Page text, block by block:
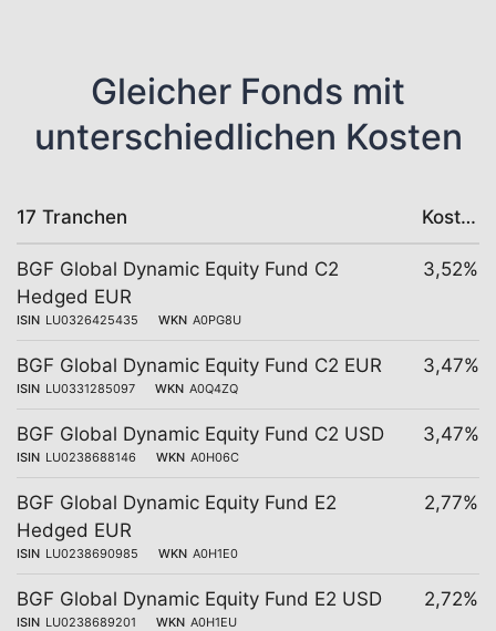
Gleicher Fonds mit
unterschiedlichen Kosten
17 Tranchen Kosten
BGF Global Dynamic Equity Fund C2
Hedged EUR
ISIN LU0326425435 WKN A0PG8U
3,52%
BGF Global Dynamic Equity Fund C2 EUR
ISIN LU0331285097 WKN A0Q4ZQ
3,47%
BGF Global Dynamic Equity Fund C2 USD
ISIN LU0238688146 WKN A0H06C
3,47%
BGF Global Dynamic Equity Fund E2
Hedged EUR
ISIN LU0238690985 WKN A0H1E0
2,77%
BGF Global Dynamic Equity Fund E2 USD
ISIN LU0238689201 WKN A0H1EU
2,72%